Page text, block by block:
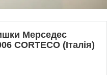
Мерседес
CORTECO (Італія)